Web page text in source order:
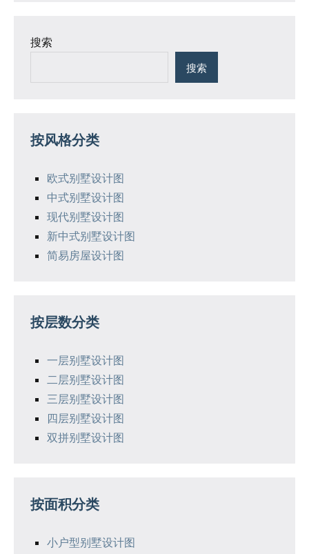
搜索
搜索
按风格分类
欧式别墅设计图
中式别墅设计图
现代别墅设计图
新中式别墅设计图
简易房屋设计图
按层数分类
一层别墅设计图
二层别墅设计图
三层别墅设计图
四层别墅设计图
双拼别墅设计图
按面积分类
小户型别墅设计图